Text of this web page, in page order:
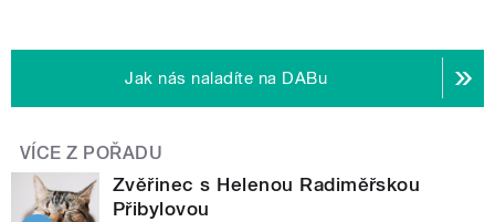
Jak nás naladíte na DABu
VÍCE Z POŘADU
Zvěřinec s Helenou Radiměřskou
Přibylovou